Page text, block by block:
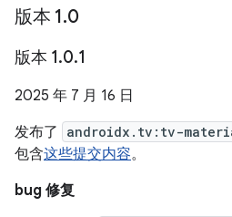
版本 1.0
版本 1.0.1
2025 年 7 月 16 日
发布了
androidx.tv:tv-
包含这些提交内容。
bug 修复